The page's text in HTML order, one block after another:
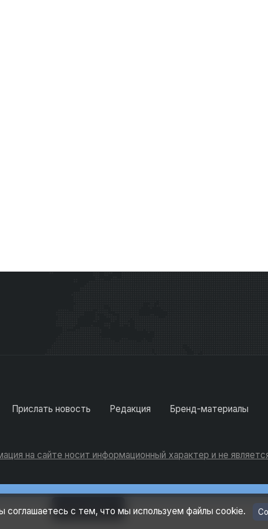
Прислать новость Редакция Бренд-материалы
на сайте носит информационный характер и не
Добавить
соглашаетесь с тем, что мы используем файлы cookie.